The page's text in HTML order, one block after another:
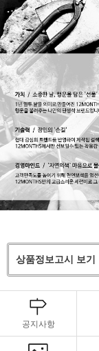
상품정보고시 보기
공지사항